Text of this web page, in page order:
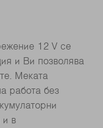
12 V се
и Ви позволява
Меката
работа без
и в